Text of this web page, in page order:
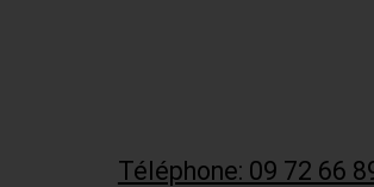
Téléphone: 09 72 66